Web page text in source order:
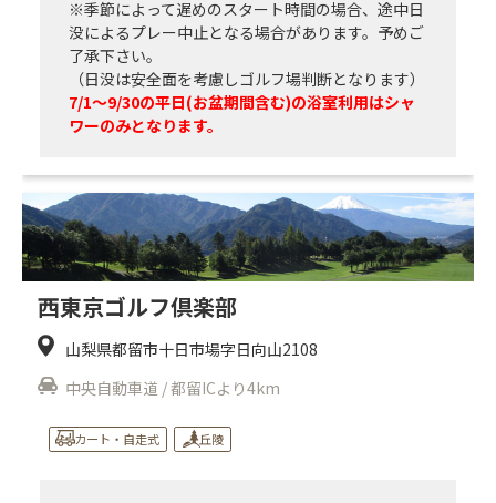
※季節によって遅めのスタート時間の場合、途中日
没によるプレー中止となる場合があります。予めご
了承下さい。
（日没は安全面を考慮しゴルフ場判断となります）
7/1～9/30の平日(お盆期間含む)の浴室利用はシャ
ワーのみとなります。
西東京ゴルフ倶楽部
山梨県都留市十日市場字日向山2108
中央自動車道 / 都留ICより4km
カート・自走式 丘陵